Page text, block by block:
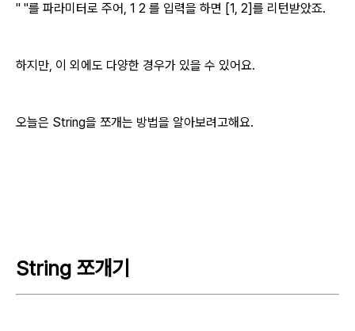
" "를 파라미터로 주어, 1 2 를 입력을 하면 [1, 2]를 리턴받았죠.
하지만, 이 외에도 다양한 경우가 있을 수 있어요.
오늘은 String을 쪼개는 방법을 알아보려고해요.
String 쪼개기